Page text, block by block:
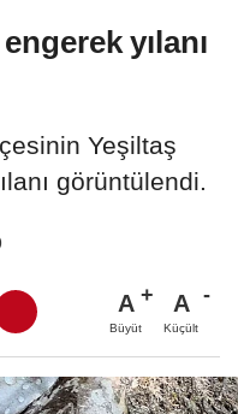
yılanı
Yeşiltaş
görüntülendi.
A
Büyüt
A
Küçült